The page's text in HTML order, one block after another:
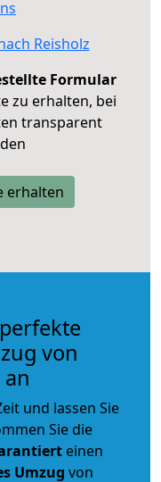
Reisholz
Formular
zu erhalten, bei
transparent
erhalten
von
und lassen Sie
Sie die
einen
Umzug von